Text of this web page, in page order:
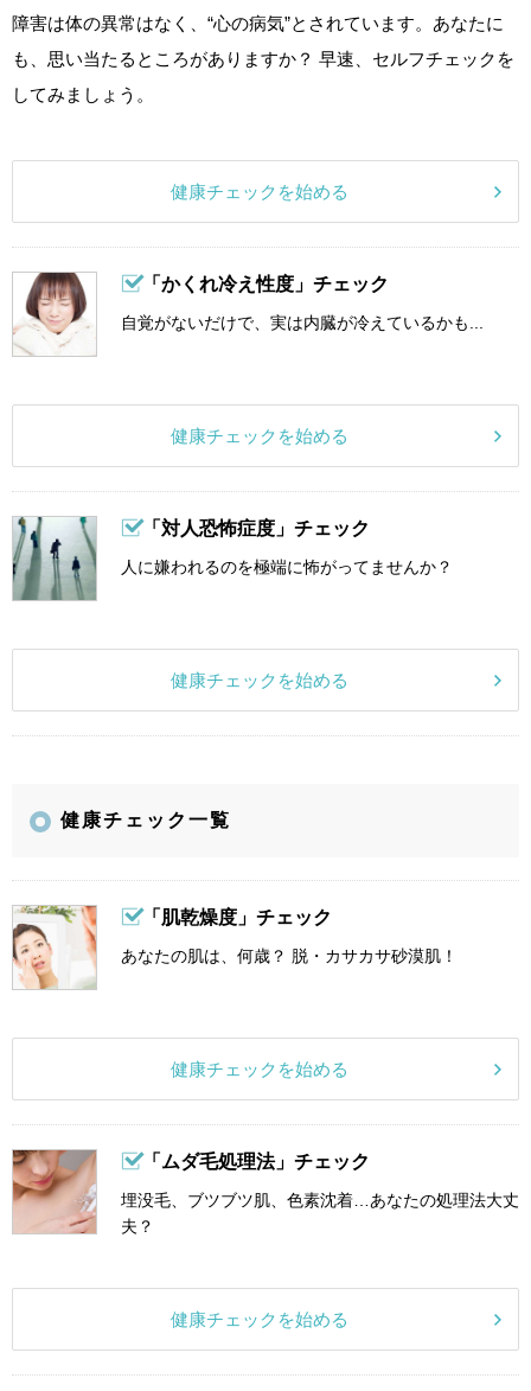
障害は体の異常はなく、“心の病気”とされています。あなたに
も、思い当たるところがありますか？ 早速、セルフチェックを
してみましょう。
健康チェックを始める
「かくれ冷え性度」チェック
自覚がないだけで、実は内臓が冷えているかも...
健康チェックを始める
「対人恐怖症度」チェック
人に嫌われるのを極端に怖がってませんか？
健康チェックを始める
健康チェック一覧
「肌乾燥度」チェック
あなたの肌は、何歳？ 脱・カサカサ砂漠肌！
健康チェックを始める
「ムダ毛処理法」チェック
埋没毛、ブツブツ肌、色素沈着…あなたの処理法大丈
夫？
健康チェックを始める